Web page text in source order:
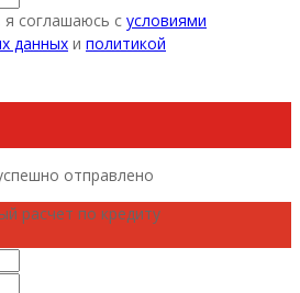
соглашаюсь с условиями
данных и политикой
отправлено
расчет по кредиту